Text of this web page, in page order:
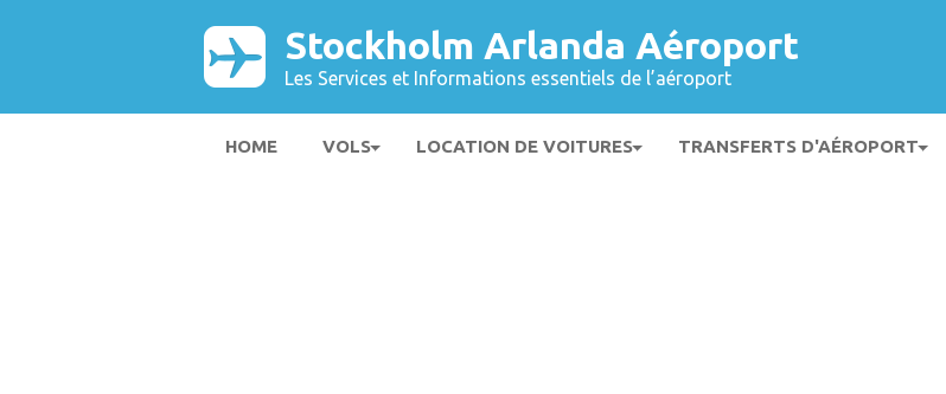
Stockholm Arlanda Aéroport
Les Services et Informations essentiels de l’aéroport
HOME VOLS LOCATION DE VOITURES TRANSFERTS D'AÉROPORT